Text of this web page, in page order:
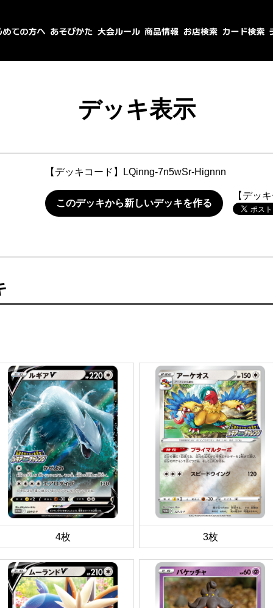
デッキ表示
【デッキコード】 LQinng-7n5wSr-Hignnn
このデッキから新しいデッキを作る
【デッ
4枚 3枚